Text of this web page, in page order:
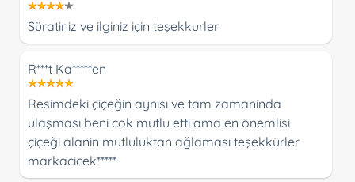
Süratiniz ve ilginiz için teşekkurler
R***t Ka*****en
Resimdeki çiçeğin aynısı ve tam zamaninda
ulaşması beni cok mutlu etti ama en önemlisi
çiçeği alanin mutluluktan ağlaması teşekkürler
markacicek*****